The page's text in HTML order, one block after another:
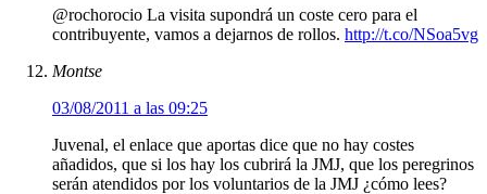
@rochorocio La visita supondrá un coste cero para el
contribuyente, vamos a dejarnos de rollos. http://t.co/NSoa5vg
Montse
03/08/2011 a las 09:25
Juvenal, el enlace que aportas dice que no hay costes
añadidos, que si los hay los cubrirá la JMJ, que los peregrinos
serán atendidos por los voluntarios de la JMJ ¿cómo lees?